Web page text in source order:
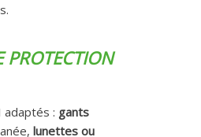
PROTECTION
adaptés : gants
lunettes ou